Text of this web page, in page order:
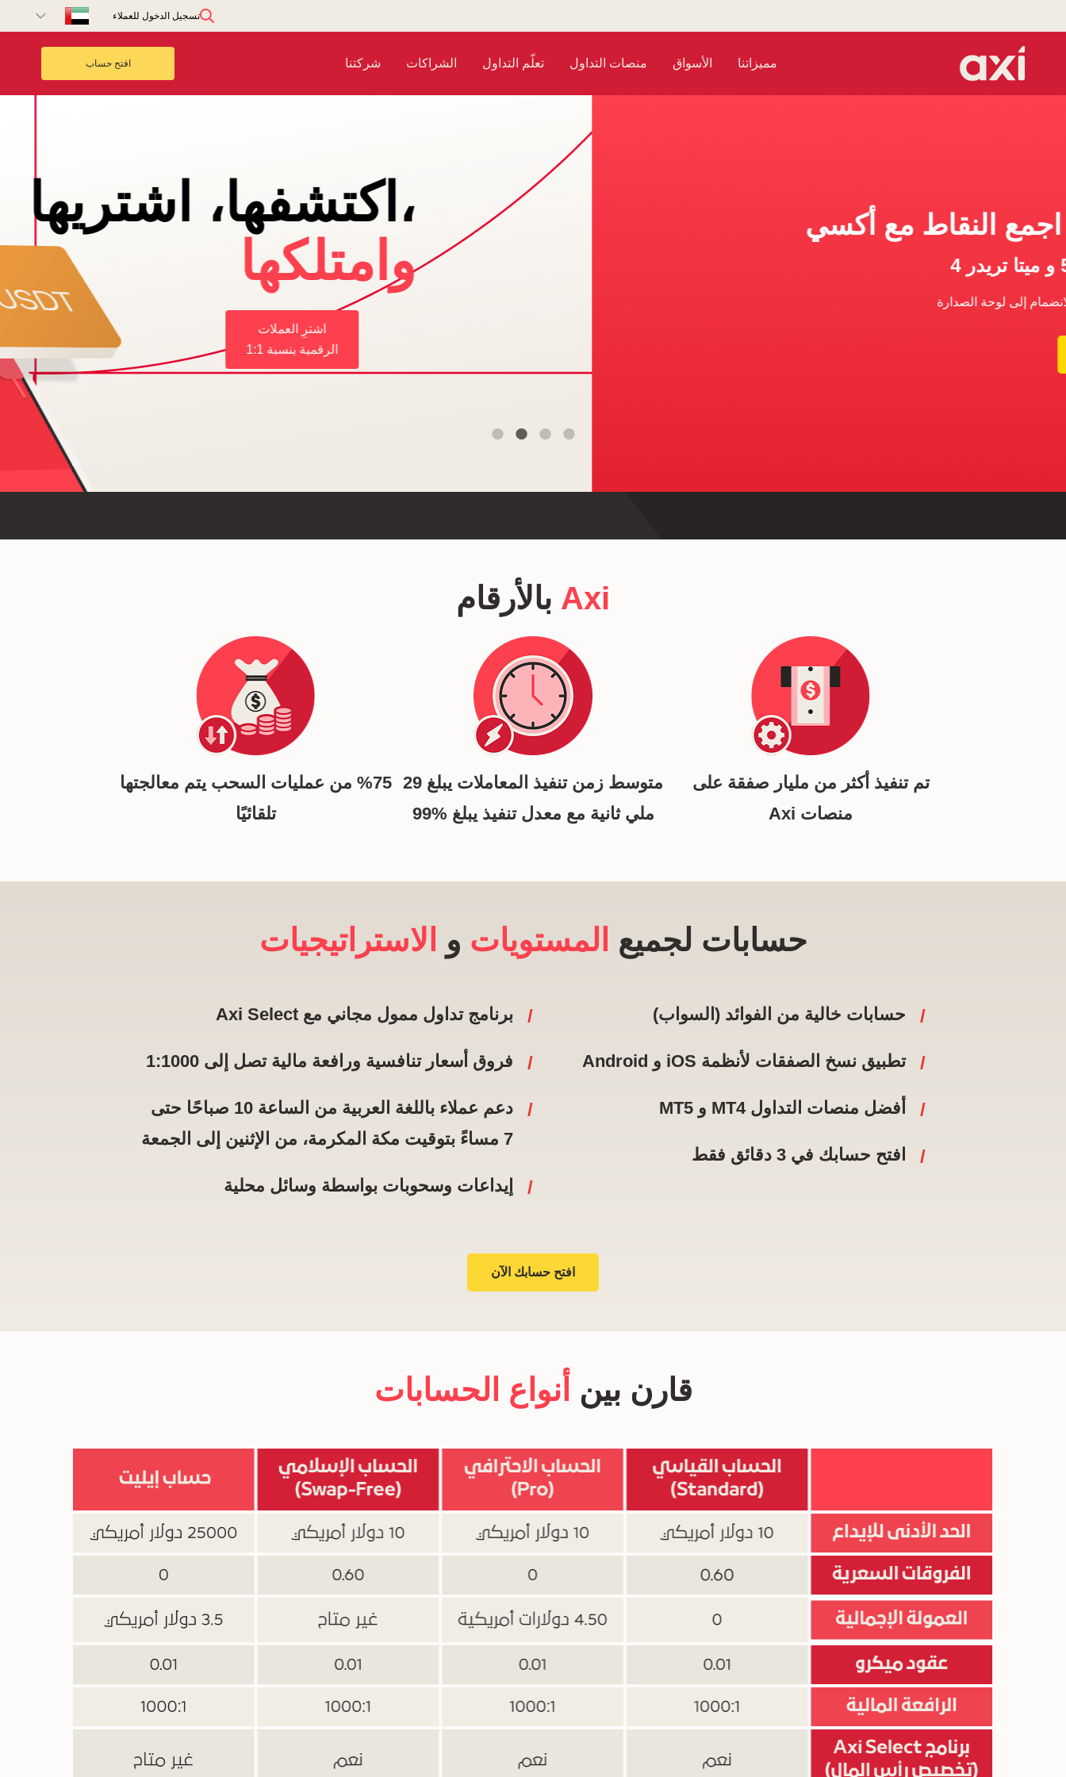
تسجيل الدخول للعملاء
مميزاتنا الأسواق منصات التداول تعلّم التداول الشراكات شركتنا افتح حساب
تداول و اجمع النقاط مع أكسي
Axi بالأرقام
تم تنفيذ أكثر من مليار صفقة على
منصات Axi
متوسط زمن تنفيذ المعاملات يبلغ 29
ملي ثانية مع معدل تنفيذ يبلغ %99
%75 من عمليات السحب يتم معالجتها
تلقائيًا
حسابات لجميع المستويات و الاستراتيجيات
حسابات خالية من الفوائد (السواب)
تطبيق نسخ الصفقات لأنظمة iOS و Android
أفضل منصات التداول MT4 و MT5
افتح حسابك في 3 دقائق فقط
برنامج تداول ممول مجاني مع Axi Select
فروق أسعار تنافسية ورافعة مالية تصل إلى 1:1000
دعم عملاء باللغة العربية من الساعة 10 صباحًا حتى
7 مساءً بتوقيت مكة المكرمة، من الإثنين إلى الجمعة
إيداعات وسحوبات بواسطة وسائل محلية
افتح حسابك الآن
قارن بين أنواع الحسابات